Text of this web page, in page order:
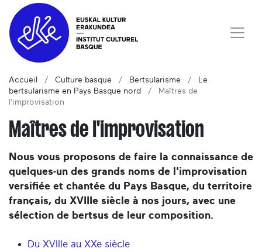
Accueil Culture basque Bertsularisme
Le
bertsularisme en Pays Basque nord
Maîtres de
l'improvisation
Maîtres de l'improvisation
Nous vous proposons de faire la connaissance de
quelques-un des grands noms de l'improvisation
versifiée et chantée du Pays Basque, du territoire
français, du XVIIIe siècle à nos jours, avec une
sélection de bertsus de leur composition.
Du XVIIIe au XXe siècle